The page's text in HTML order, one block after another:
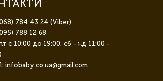
784 43 24 (Viber)
788 12 68
с 10:00 до 19:00, сб - нд 11:00 -
infobaby.co.ua@gmail.com